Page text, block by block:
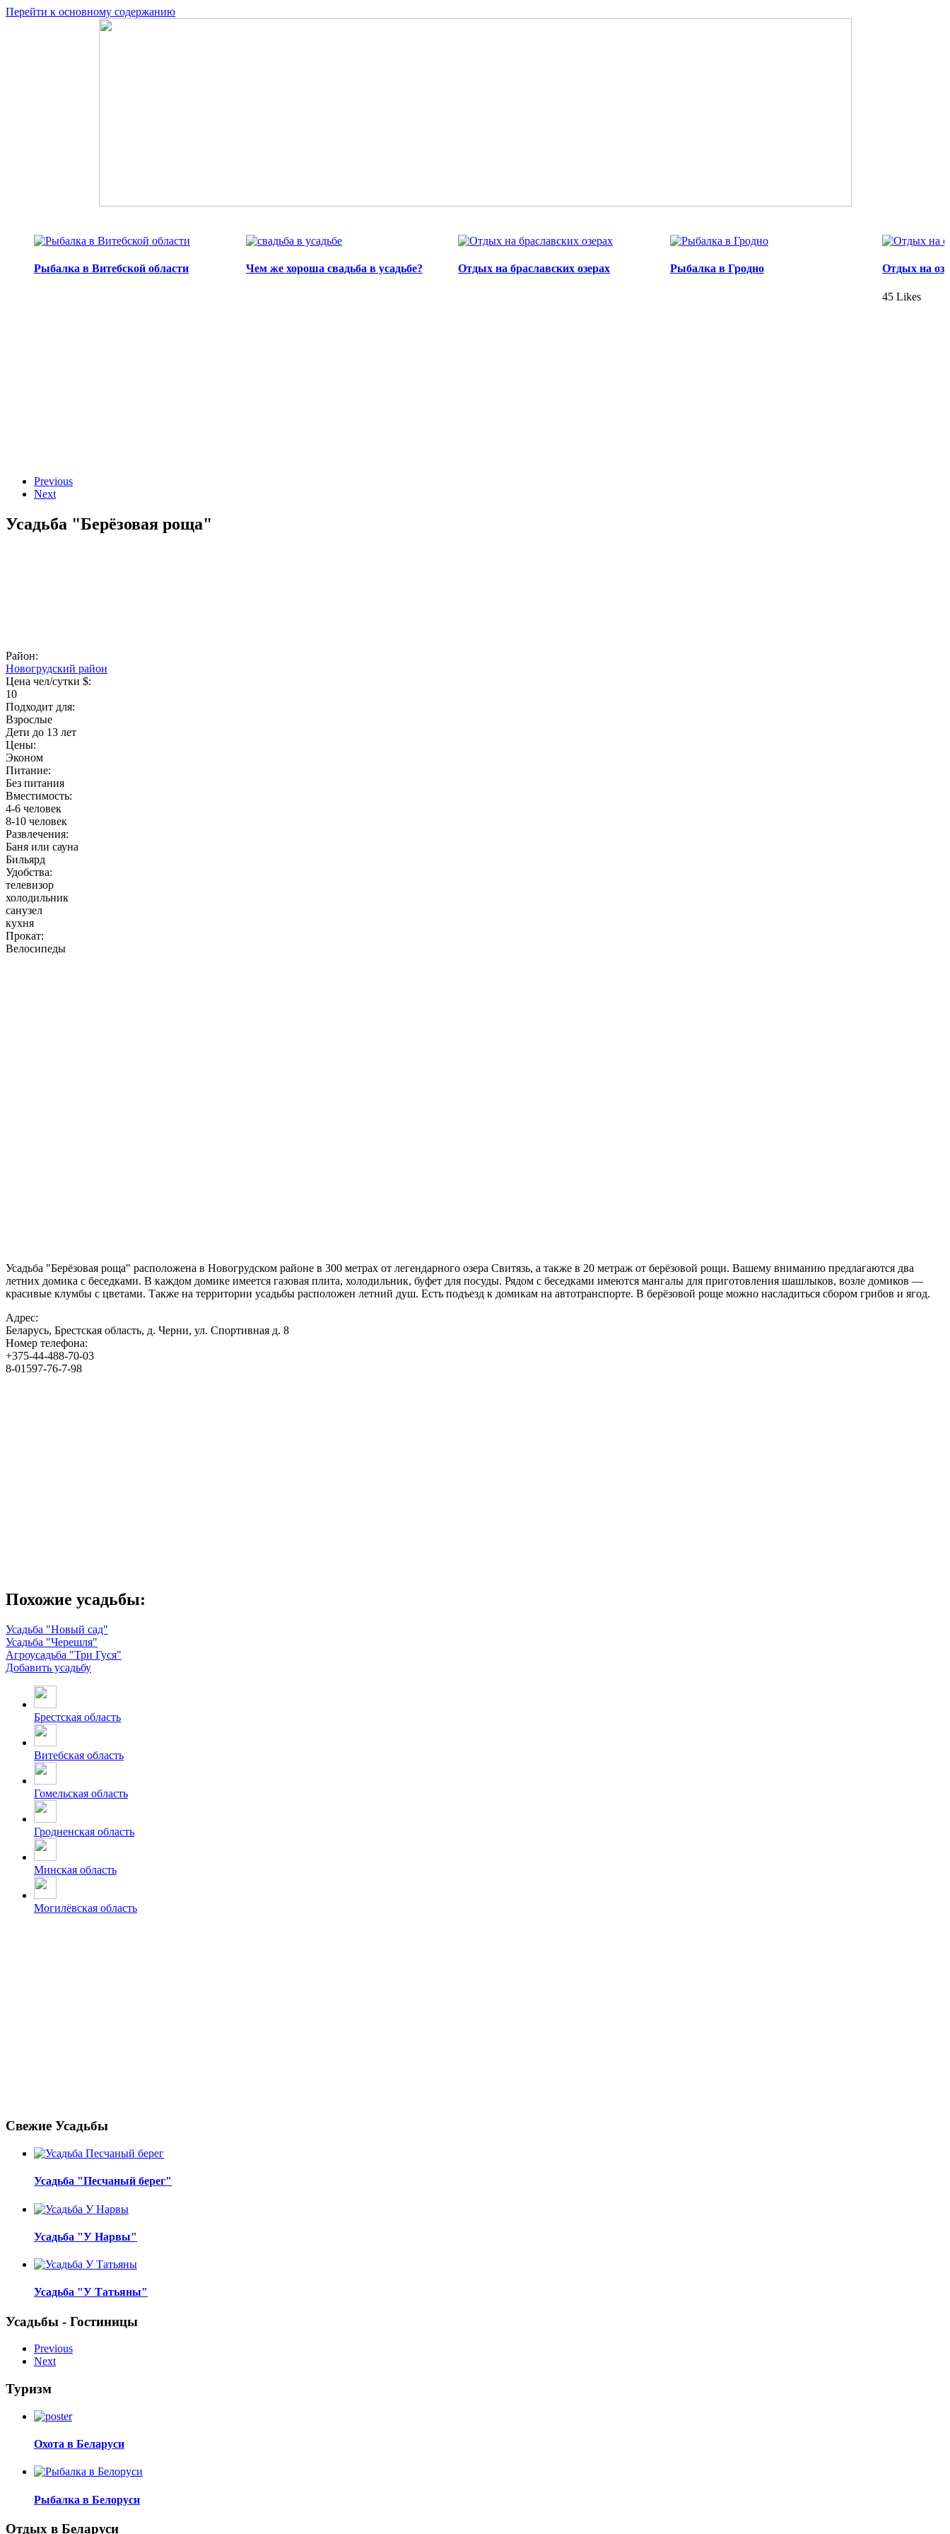
Перейти к основному содержанию
Рыбалка в Витебской области Чем же хороша свадьба в усадьбе? Отдых на браславских озерах Рыбалка в Гродно Отдых на
45 Likes
Previous
Next
Усадьба "Берёзовая роща"
Район:
Новогрудский район
Цена чел/сутки $:
10
Подходит для:
Взрослые
Дети до 13 лет
Цены:
Эконом
Питание:
Без питания
Вместимость:
4-6 человек
8-10 человек
Развлечения:
Баня или сауна
Бильярд
Удобства:
телевизор
холодильник
санузел
кухня
Прокат:
Велосипеды
Усадьба "Берёзовая роща" расположена в Новогрудском районе в 300 метрах от легендарного озера Свитязь, а также в 20 метраж от берёзовой рощи. Вашему вниманию предлагаются два
летних домика с беседками. В каждом домике имеется газовая плита, холодильник, буфет для посуды. Рядом с беседками имеются мангалы для приготовления шашлыков, возле домиков —
красивые клумбы с цветами. Также на территории усадьбы расположен летний душ. Есть подъезд к домикам на автотранспорте. В берёзовой роще можно насладиться сбором грибов и ягод.
Адрес:
Беларусь, Брестская область, д. Черни, ул. Спортивная д. 8
Номер телефона:
+375-44-488-70-03
8-01597-76-7-98
Похожие усадьбы:
Усадьба "Новый сад"
Усадьба "Черешля"
Агроусадьба "Три Гуся"
Добавить усадьбу
Брестская область
Витебская область
Гомельская область
Гродненская область
Минская область
Могилёвская область
Свежие Усадьбы
Усадьба "Песчаный берег"
Усадьба "У Нарвы"
Усадьба "У Татьяны"
Усадьбы - Гостиницы
Previous
Next
Туризм
Охота в Беларуси
Рыбалка в Белоруси
Отдых в Беларуси